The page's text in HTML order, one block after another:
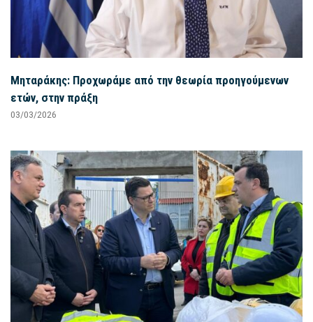
Μηταράκης: Προχωράμε από την θεωρία προηγούμενων
ετών, στην πράξη
03/03/2026